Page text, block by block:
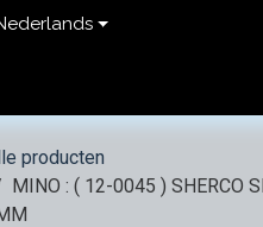
producten
MINO : ( 12-0045 ) SHERCO